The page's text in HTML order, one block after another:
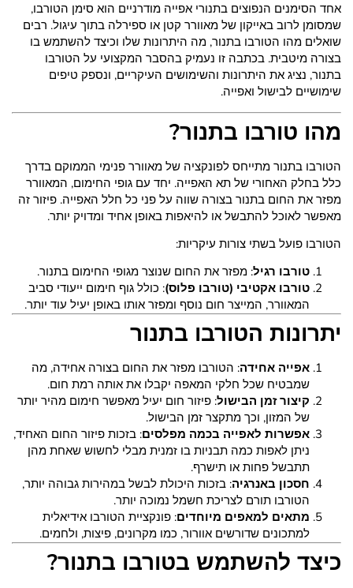
אחד הסימנים הנפוצים בתנורי אפייה מודרניים הוא סימן הטורבו,
שמסומן לרוב באייקון של מאוורר קטן או ספירלה בתוך עיגול. רבים
שואלים מהו הטורבו בתנור, מה היתרונות שלו וכיצד להשתמש בו
בצורה מיטבית. בכתבה זו נעמיק בהסבר המקצועי על הטורבו
בתנור, נציג את היתרונות והשימושים העיקריים, ונספק טיפים
שימושיים לבישול ואפייה.
מהו טורבו בתנור?
הטורבו בתנור מתייחס לפונקציה של מאוורר פנימי הממוקם בדרך
כלל בחלק האחורי של תא האפייה. יחד עם גופי החימום, המאוורר
מפזר את החום בתנור בצורה שווה על פני כל חלל האפייה. פיזור זה
מאפשר לאוכל להתבשל או להיאפות באופן אחיד ומדויק יותר.
הטורבו פועל בשתי צורות עיקריות:
טורבו רגיל: מפזר את החום שנוצר מגופי החימום בתנור.
טורבו אקטיבי (טורבו פלוס): כולל גוף חימום ייעודי סביב
המאוורר, המייצר חום נוסף ומפזר אותו באופן יעיל עוד יותר.
יתרונות הטורבו בתנור
אפייה אחידה: הטורבו מפזר את החום בצורה אחידה, מה
שמבטיח שכל חלקי המאפה יקבלו את אותה רמת חום.
קיצור זמן הבישול: פיזור חום יעיל מאפשר חימום מהיר יותר
של המזון, וכך מתקצר זמן הבישול.
אפשרות לאפייה בכמה מפלסים: בזכות פיזור החום האחיד,
ניתן לאפות כמה תבניות בו זמנית מבלי לחשוש שאחת מהן
תתבשל פחות או תישרף.
חסכון באנרגיה: בזכות היכולת לבשל במהירות גבוהה יותר,
הטורבו תורם לצריכת חשמל נמוכה יותר.
מתאים למאפים מיוחדים: פונקציית הטורבו אידיאלית
למתכונים שדורשים אוורור, כמו מקרונים, פיצות, ולחמים.
כיצד להשתמש בטורבו בתנור?